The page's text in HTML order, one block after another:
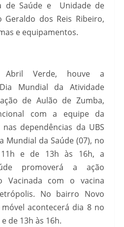
de Saúde e Unidade de
dos Reis Ribeiro,
e equipamentos.
Verde, houve a
Mundial da Atividade
de Aulão de Zumba,
com a equipe da
dependências da UBS
Mundial da Saúde (07), no
e de 13h às 16h, a
promoverá a ação
Vacinada com o vacina
No bairro Novo
acontecerá dia 8 no
de 13h às 16h.